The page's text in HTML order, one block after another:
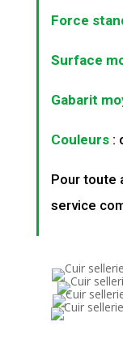
Force
Surface
Gabarit
Couleurs:
Pour toute
service